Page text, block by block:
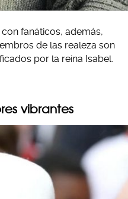
fanáticos, además,
de las realeza son
por la reina Isabel.
vibrantes